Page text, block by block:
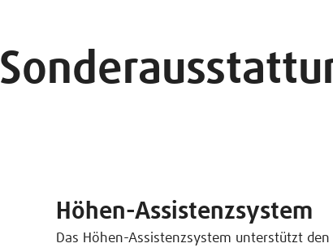
Höhen-Assistenzsystem
Das Höhen-Assistenzsystem unterstützt